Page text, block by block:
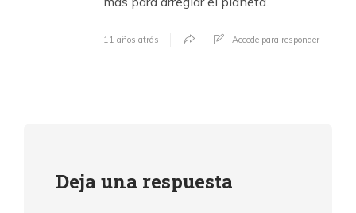
11 años atrás Accede para responder
Deja una respuesta